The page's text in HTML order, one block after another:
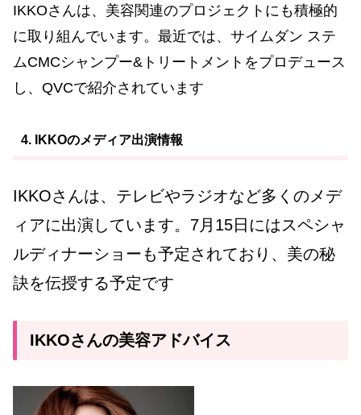
IKKOさんは、美容関連のプロジェクトにも積極的
に取り組んでいます。最近では、サイムダン ステ
ムCMCシャンプー&トリートメントをプロデュース
し、QVCで紹介されています
4. IKKOのメディア出演情報
IKKOさんは、テレビやラジオなど多くのメデ
ィアに出演しています。7月15日にはスペシャ
ルディナーショーも予定されており、美の秘
訣を伝授する予定です
IKKOさんの美容アドバイス